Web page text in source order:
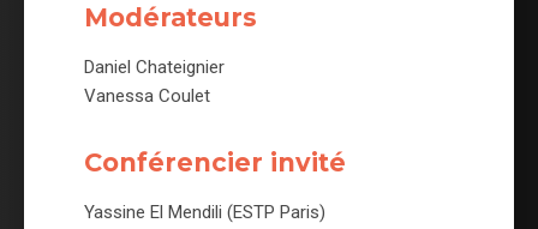
Modérateurs
Daniel Chateignier
Vanessa Coulet
Conférencier invité
Yassine El Mendili (ESTP Paris)